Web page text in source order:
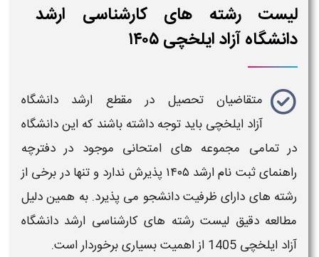
لیست رشته های کارشناسی ارشد
دانشگاه آزاد ایلخچی ۱۴۰۵
متقاضیان تحصیل در مقطع ارشد دانشگاه
آزاد ایلخچی باید توجه داشته باشند که ایندانشگاه
در تمامی مجموعه های امتحانی موجود در دفترچه
راهنمای ثبت نام ارشد ۱۴۰۵
پذیرش ندارد و تنها در برخی از
رشته های دارای ظرفیتدانشجو می پذیرد. به همین دلیل
مطالعه دقیق لیست رشته های کارشناسی ارشد دانشگاه
آزاد ایلخچی 1405 از اهمیت بسیاری برخوردار است.